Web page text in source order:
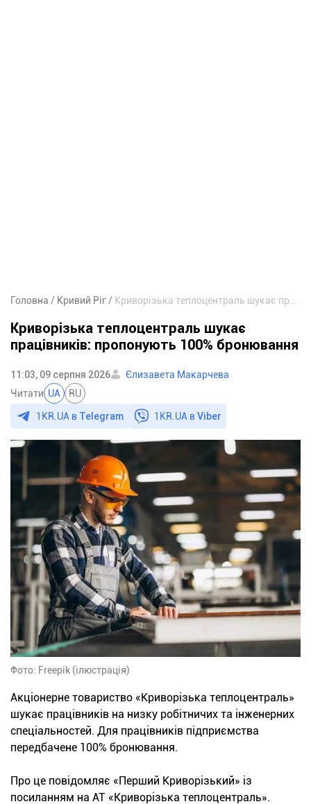
Головна Кривий Ріг
Криворізька теплоцентраль шукає
працівників: пропонують 100% бронювання
11:03, 09 серпня 2026
Єлизавета Макарчева
Читати UA RU
1KR.UA в Telegram 1KR.UA вViber
Фото: Freepik (ілюстрація)
Акціонерне товариство «Криворізька теплоцентраль»
шукає працівників на низку робітничих та інженерних
спеціальностей. Для працівників підприємства
передбачене 100% бронювання.
Про це повідомляє «Перший Криворізький» із
посиланням на АТ «Криворізька теплоцентраль».